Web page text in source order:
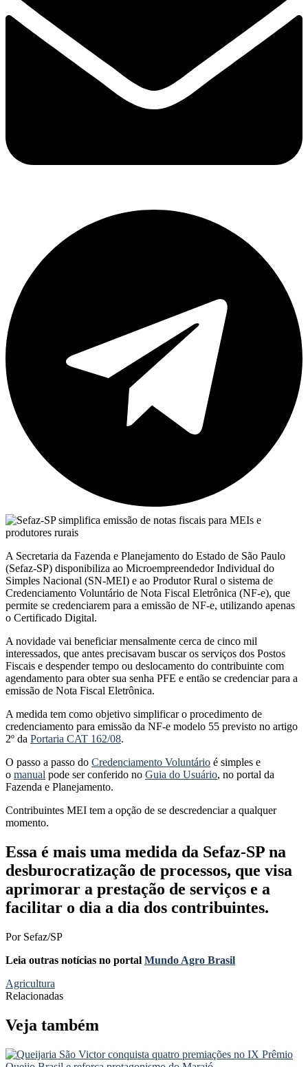
A Secretaria da Fazenda e Planejamento do Estado de São Paulo
(Sefaz-SP) disponibiliza ao Microempreendedor Individual do
Simples Nacional (SN-MEI) e ao Produtor Rural o sistema de
Credenciamento Voluntário de Nota Fiscal Eletrônica (NF-e), que
permite se credenciarem para a emissão de NF-e, utilizando apenas
o Certificado Digital.
A novidade vai beneficiar mensalmente cerca de cinco mil
interessados, que antes precisavam buscar os serviços dos Postos
Fiscais e despender tempo ou deslocamento do contribuinte com
agendamento para obter sua senha PFE e então se credenciar para a
emissão de Nota Fiscal Eletrônica.
A medida tem como objetivo simplificar o procedimento de
credenciamento para emissão da NF-e modelo 55 previsto no artigo
2º da Portaria CAT 162/08.
O passo a passo do Credenciamento Voluntário é simples e
o manual pode ser conferido no Guia do Usuário, no portal da
Fazenda e Planejamento.
Contribuintes MEI tem a opção de se descredenciar a qualquer
momento.
Essa é mais uma medida da Sefaz-SP na
desburocratização de processos, que visa
aprimorar a prestação de serviços e a
facilitar o dia a dia dos contribuintes.
Por Sefaz/SP
Leia outras notícias no portal Mundo Agro Brasil
Agricultura
Relacionadas
Veja também